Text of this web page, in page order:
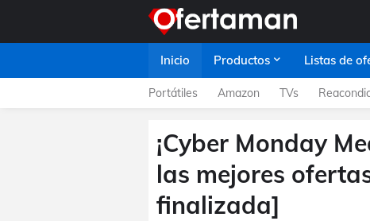
Inicio Productos Listas de
Portátiles Amazon TVs
¡Cyber Monday
las mejores
finalizada]